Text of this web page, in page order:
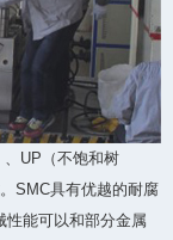
UP（不饱和树
SMC具有优越的耐腐
性能可以和部分金属